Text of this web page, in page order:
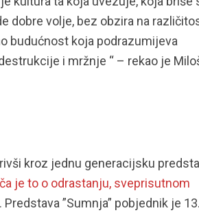
dobre volje, bez obzira na
budućnost koja podrazumijeva
i mržnje “ – rekao je
kroz jednu generacijsku
je to o odrastanju, sveprisutnom
. Predstava ”Sumnja” pobjednik je 13.